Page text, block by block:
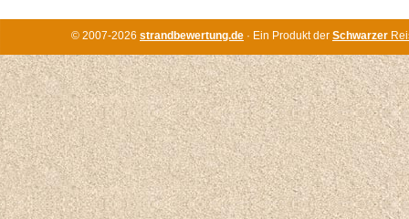
© 2007-2026 strandbewertung.de · Ein Produkt der Schwarzer